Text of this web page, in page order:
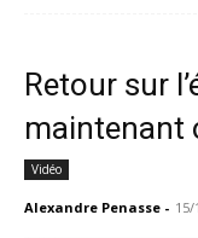
Retour sur
maintenant
Vidéo
Alexandre Penasse - 15/